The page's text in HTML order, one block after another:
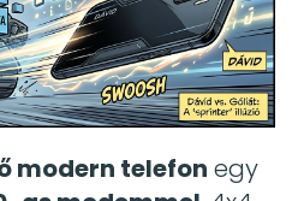
modern telefon egy